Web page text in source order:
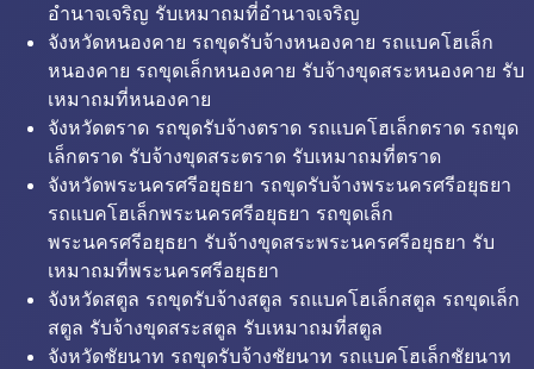
อำนาจเจริญ รับเหมาถมที่อำนาจเจริญ
จังหวัดหนองคาย รถขุดรับจ้างหนองคาย รถแบคโฮเล็ก
หนองคาย รถขุดเล็กหนองคาย รับจ้างขุดสระหนองคาย รับ
เหมาถมที่หนองคาย
จังหวัดตราด รถขุดรับจ้างตราด รถแบคโฮเล็กตราด รถขุด
เล็กตราด รับจ้างขุดสระตราด รับเหมาถมที่ตราด
จังหวัดพระนครศรีอยุธยา รถขุดรับจ้างพระนครศรีอยุธยา
รถแบคโฮเล็กพระนครศรีอยุธยา รถขุดเล็ก
พระนครศรีอยุธยา รับจ้างขุดสระพระนครศรีอยุธยา รับ
เหมาถมที่พระนครศรีอยุธยา
จังหวัดสตูล รถขุดรับจ้างสตูล รถแบคโฮเล็กสตูล รถขุดเล็ก
สตูล รับจ้างขุดสระสตูล รับเหมาถมที่สตูล
จังหวัดชัยนาท รถขุดรับจ้างชัยนาท รถแบคโฮเล็กชัยนาท